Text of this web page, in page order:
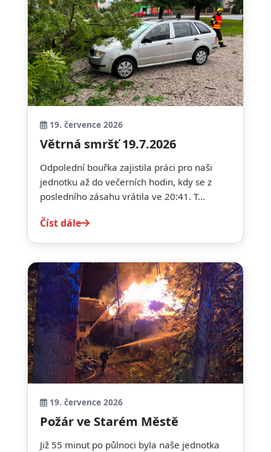
19. července 2026
Větrná smršť 19.7.2026
Odpolední bouřka zajistila práci pro naši
jednotku až do večerních hodin, kdy se z
posledního zásahu vrátila ve 20:41. T...
Číst dále
19. července 2026
Požár ve Starém Městě
Již 55 minut po půlnoci byla naše jednotka